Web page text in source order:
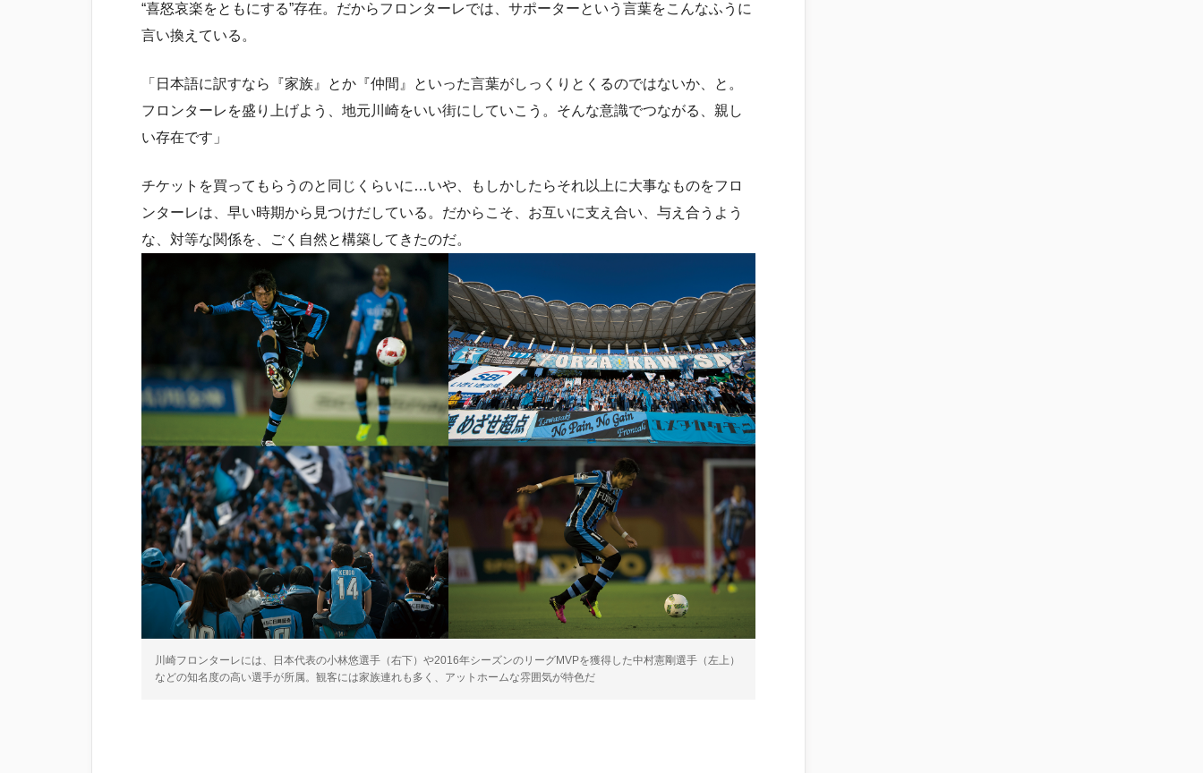
“喜怒哀楽をともにする”存在。だからフロンターレでは、サポーターという言葉をこんなふうに
言い換えている。
「日本語に訳すなら『家族』とか『仲間』といった言葉がしっくりとくるのではないか、と。
フロンターレを盛り上げよう、地元川崎をいい街にしていこう。そんな意識でつながる、親し
い存在です」
チケットを買ってもらうのと同じくらいに…いや、もしかしたらそれ以上に大事なものをフロ
ンターレは、早い時期から見つけだしている。だからこそ、お互いに支え合い、与え合うよう
な、対等な関係を、ごく自然と構築してきたのだ。
川崎フロンターレには、日本代表の小林悠選手（右下）や2016年シーズンのリーグMVPを獲得した中村憲剛選手（左上）
などの知名度の高い選手が所属。観客には家族連れも多く、アットホームな雰囲気が特色だ